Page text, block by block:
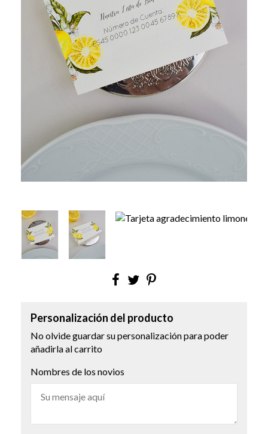
Personalización del producto
No olvide guardar su personalización para poder
añadirla al carrito
Nombres de los novios